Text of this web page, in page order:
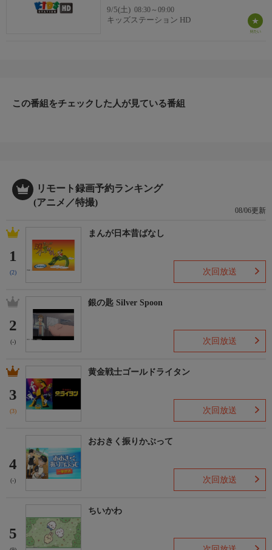
9/5(土) 08:30～09:00
キッズステーション HD
この番組をチェックした人が見ている番組
リモート録画予約ランキング
(アニメ／特撮)
08/06更新
1
(2)
まんが日本昔ばなし
次回放送
2
(-)
銀の匙 Silver Spoon
次回放送
3
(3)
黄金戦士ゴールドライタン
次回放送
4
(-)
おおきく振りかぶって
次回放送
5
ちいかわ